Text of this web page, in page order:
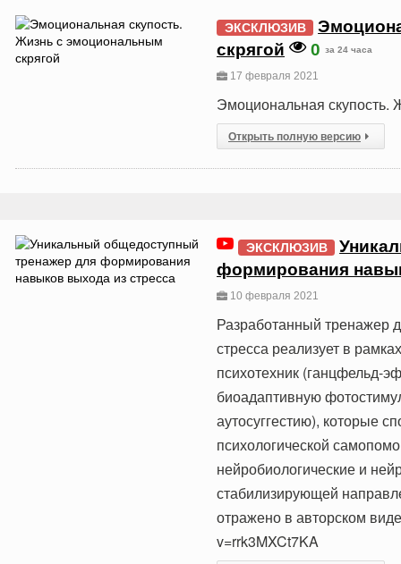
ЭКСКЛЮЗИВ
скрягой
0 за 24 часа
17 февраля 2021
Эмоциональная скупость.
Открыть полную версию
ЭКСКЛЮЗИВ
формирования
10 февраля 2021
Разработанный тренажер
стресса реализует в
психотехник (ганцфельд-
биоадаптивную
аутосуггестию), которые
психологической
нейробиологические и
стабилизирующей
отражено в авторском
v=rrk3MXCt7KA